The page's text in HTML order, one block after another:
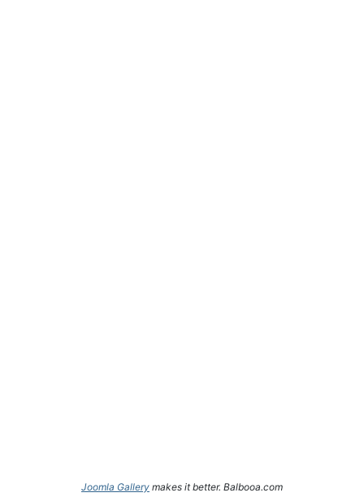
Joomla Gallery makes it better. Balbooa.com